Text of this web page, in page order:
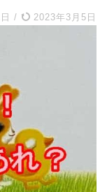
/ 2023年3月5日